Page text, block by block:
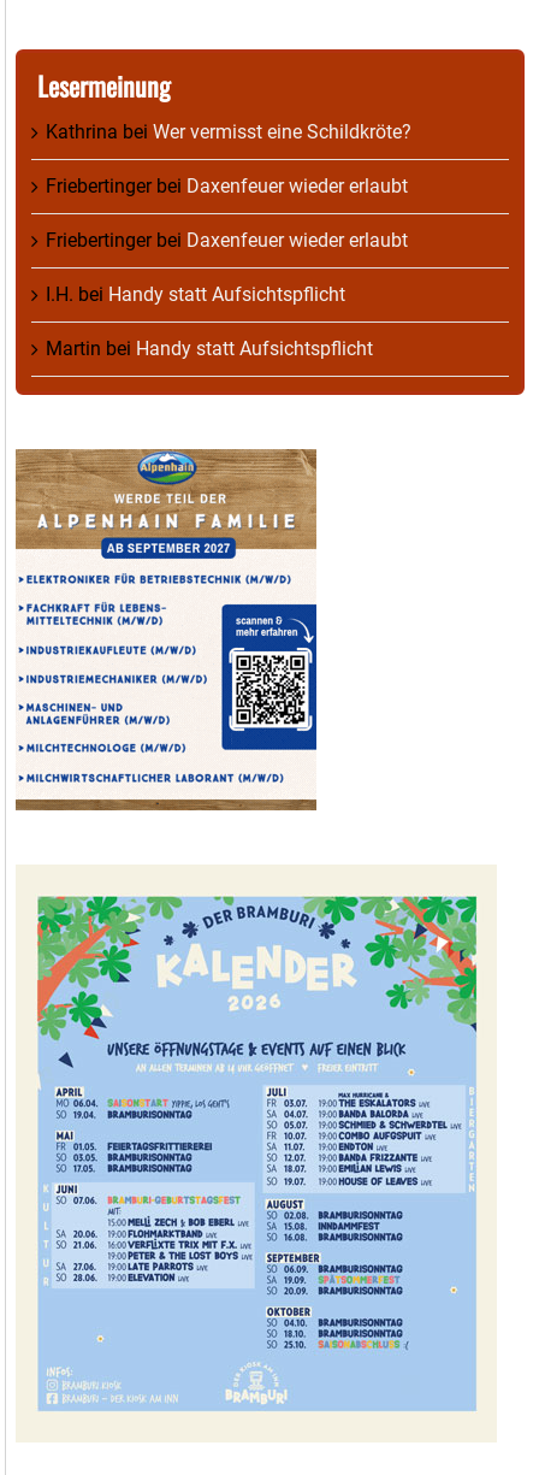
Lesermeinung
Kathrina bei Wer vermisst eine Schildkröte?
Friebertingerbei Daxenfeuer wieder erlaubt
Friebertingerbei Daxenfeuer wieder erlaubt
I.H. bei Handy statt Aufsichtspflicht
Martin bei Handy statt Aufsichtspflicht